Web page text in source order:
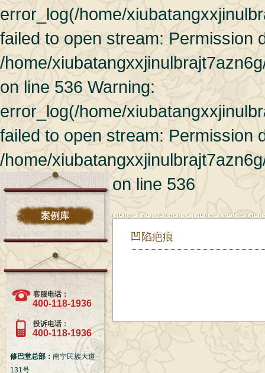
error_log(/home/
failed to open stream: Permission
/home/
on line 536 Warning:
error_log(/home/
failed to open stream: Permission
/home/
on line 536
案例库
客服电话：
400-118-1936
投诉电话：
400-118-1936
修巴堂总部： 南宁民族大道
131号
凹陷疤痕